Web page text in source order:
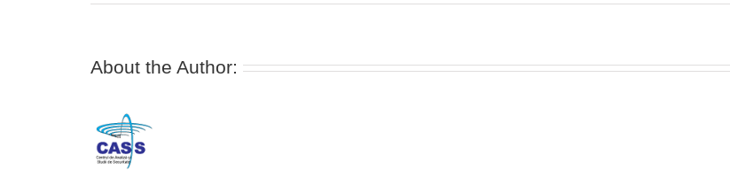
About the Author: